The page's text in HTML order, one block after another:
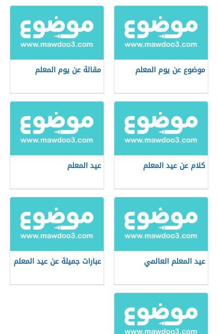
موضوع عن يوم المعلم مقالة عن يوم المعلم
كلام عن عيد المعلم عيد المعلم
عيد المعلم العالمي عبارات جميلة عن عيد المعلم